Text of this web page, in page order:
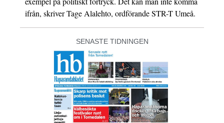
ifrån, skriver Tage Alalehto, ordförande STR-T Umeå.
SENASTE TIDNINGEN